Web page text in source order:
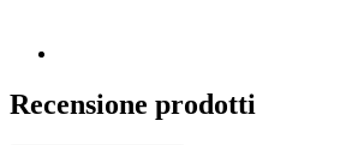
Recensione prodotti